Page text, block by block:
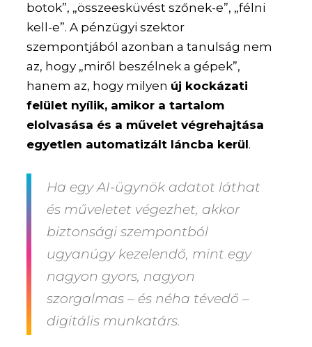
botok”, „összeesküvést szőnek-e”, „félni
kell-e”. A pénzügyi szektor
szempontjából azonban a tanulság nem
az, hogy „miről beszélnek a gépek”,
hanem az, hogy milyen új kockázati
felület nyílik, amikor a tartalom
elolvasása és a művelet végrehajtása
egyetlen automatizált láncba kerül.
Ha egy AI-ügynök adatot láthat
és műveletet végezhet, akkor
biztonsági szempontból
ugyanúgy kezelendő, mint egy
nagyon gyors, nagyon
szorgalmas – és néha tévedő –
digitális munkatárs.